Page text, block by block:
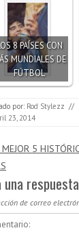
8 PAÍSES CON
MUNDIALES DE
FÚTBOL
por: Rod Stylezz //
23, 2014
de entradas
MEJOR 5
una respuesta
de correo